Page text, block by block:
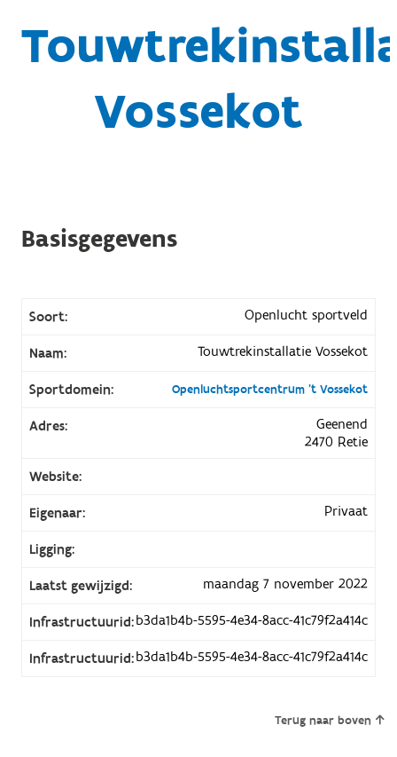
Vossekot
Basisgegevens
Soort: Openlucht sportveld
Naam: Touwtrekinstallatie Vossekot
Sportdomein: Openluchtsportcentrum 't Vossekot
Adres:
Geenend
2470 Retie
Website:
Eigenaar: Privaat
Ligging:
Laatst gewijzigd: maandag 7 november 2022
Infrastructuurid:b3da1b4b-5595-4e34-8acc-41c79f2a414c
Infrastructuurid:b3da1b4b-5595-4e34-8acc-41c79f2a414c
Terug naar boven